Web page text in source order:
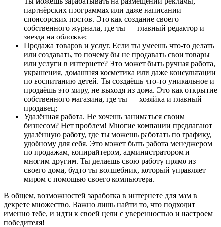
партнёрских программах или даже написании
спонсорских постов. Это как создание своего
собственного журнала, где ты — главный редактор и
звезда на обложке;
Продажа товаров и услуг. Если ты умеешь что-то делать
или создавать, то почему бы не продавать свои товары
или услуги в интернете? Это может быть ручная работа,
украшения, домашняя косметика или даже консультации
по воспитанию детей. Ты создаёшь что-то уникальное и
продаёшь это миру, не выходя из дома. Это как открытие
собственного магазина, где ты — хозяйка и главный
продавец;
Удалённая работа. Не хочешь заниматься своим
бизнесом? Нет проблем! Многие компании предлагают
удалённую работу, где ты можешь работать по графику,
удобному для себя. Это может быть работа менеджером
по продажам, копирайтером, администратором и
многим другим. Ты делаешь свою работу прямо из
своего дома, будто ты волшебник, который управляет
миром с помощью своего компьютера.
В общем, возможностей заработка в интернете для мам в
декрете множество. Важно лишь найти то, что подходит
именно тебе, и идти к своей цели с уверенностью и настроем
победителя!